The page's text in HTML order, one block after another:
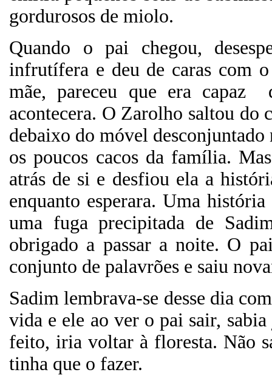
gordurosos de miolo.
Quando o pai chegou,
infrutífera e deu de caras com
mãe, pareceu que era capaz
acontecera. O Zarolho saltou do
debaixo do móvel
os poucos cacos da família.
atrás de si e desfiou ela a
enquanto esperara. Uma
uma fuga precipitada de
obrigado a passar a noite. O
conjunto de palavrões e saiu
Sadim lembrava-se desse dia
vida e ele ao ver o pai sair,
feito, iria voltar à floresta. Não
tinha que o fazer.